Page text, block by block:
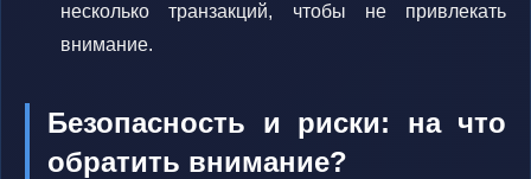
несколько транзакций, чтобы не привлекать
внимание.
Безопасность и риски: на что
обратить внимание?